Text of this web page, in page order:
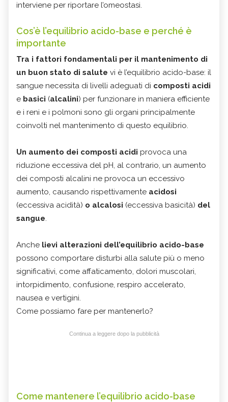
interviene per riportare l’omeostasi.
Cos’è l’equilibrio acido-base e perché è
importante
Tra i fattori fondamentali per il mantenimento di
un buon stato di salute vi è l’equilibrio acido-base: il
sangue necessita di livelli adeguati di composti acidi
e basici (alcalini) per funzionare in maniera efficiente
e i reni e i polmoni sono gli organi principalmente
coinvolti nel mantenimento di questo equilibrio.
Un aumento dei composti acidi provoca una
riduzione eccessiva del pH, al contrario, un aumento
dei composti alcalini ne provoca un eccessivo
aumento, causando rispettivamente acidosi
(eccessiva acidità) o alcalosi (eccessiva basicità) del
sangue.
Anche lievi alterazioni dell’equilibrio acido-base
possono comportare disturbi alla salute più o meno
significativi, come affaticamento, dolori muscolari,
intorpidimento, confusione, respiro accelerato,
nausea e vertigini.
Come possiamo fare per mantenerlo?
Continua a leggere dopo la pubblicità
Come mantenere l’equilibrio acido-base